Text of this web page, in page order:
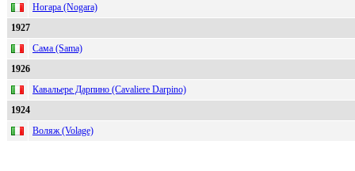
Ногара (Nogara)
1927
Сама (Sama)
1926
Кавальере Дарпино (Cavaliere Darpino)
1924
Воляж (Volage)